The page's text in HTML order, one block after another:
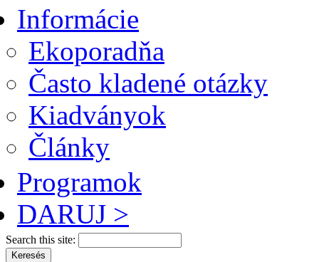
Informácie
Ekoporadňa
Často kladené otázky
Kiadványok
Články
Programok
DARUJ >
Search this site: